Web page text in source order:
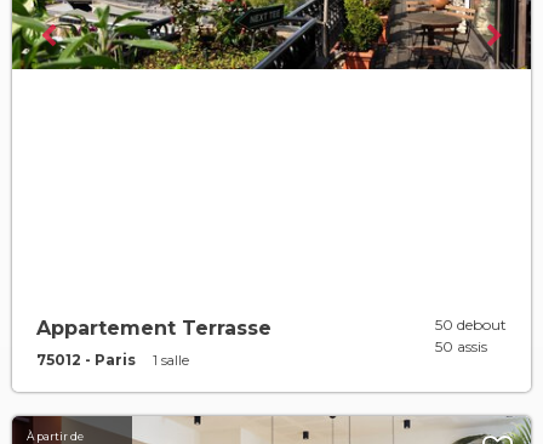
Appartement Terrasse
75012 - Paris 1 salle
50 debout
50 assis
À partir de